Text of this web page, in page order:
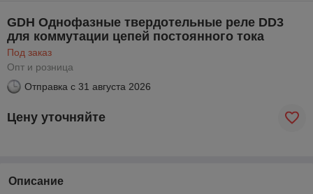
GDH Однофазные твердотельные реле DD3
для коммутации цепей постоянного тока
Под заказ
Опт и розница
Отправка с 31 августа 2026
Цену уточняйте
Описание